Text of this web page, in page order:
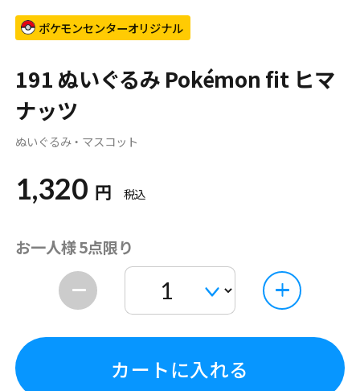
ポケモンセンターオリジナル
191 ぬいぐるみ Pokémon fit ヒマ
ナッツ
ぬいぐるみ・マスコット
1,320 円 税込
お一人様 5点限り
カートに入れる